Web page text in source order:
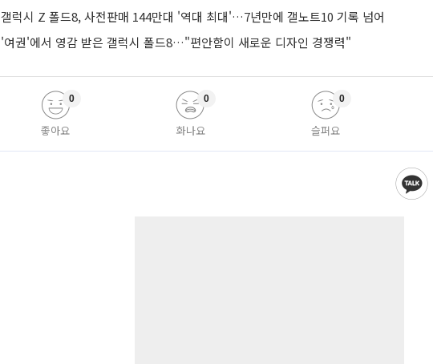
갤럭시 Z 폴드8, 사전판매 144만대 '역대 최대'…7년만에 갤노트10 기록 넘어
'여권'에서 영감 받은 갤럭시 폴드8…"편안함이 새로운 디자인 경쟁력"
좋아요
0
화나요
0
슬퍼요
0